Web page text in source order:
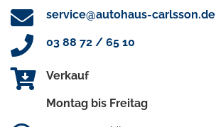
service@autohaus-carlsson.de
03 88 72 / 65 10
Verkauf
Montag bis Freitag